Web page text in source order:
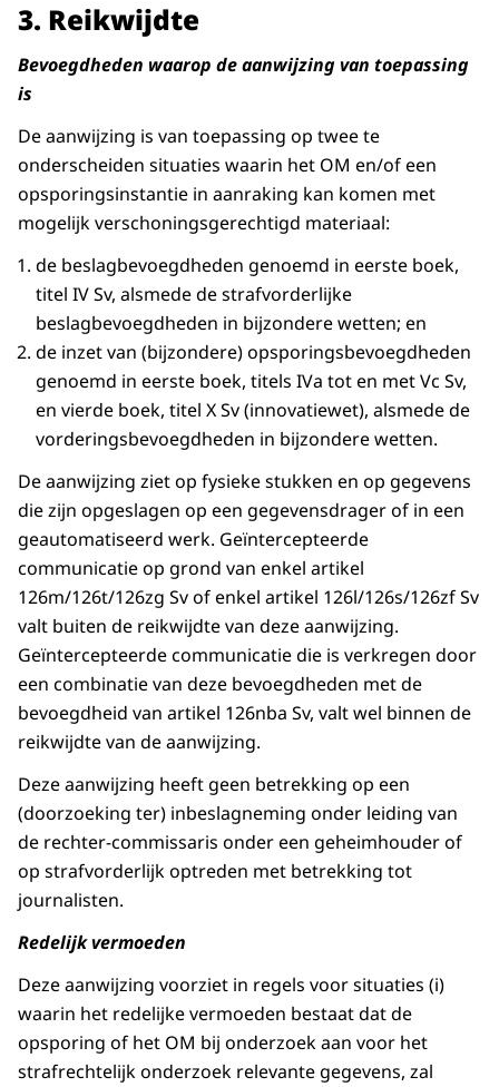
3. Reikwijdte
Bevoegdheden waarop de aanwijzing van toepassing
is
De aanwijzing is van toepassing op twee te
onderscheiden situaties waarin het OM en/of een
opsporingsinstantie in aanraking kan komen met
mogelijk verschoningsgerechtigd materiaal:
de beslagbevoegdheden genoemd in eerste boek,
titel IV Sv, alsmede de strafvorderlijke
beslagbevoegdheden in bijzondere wetten; en
de inzet van (bijzondere) opsporingsbevoegdheden
genoemd in eerste boek, titels IVa tot en met Vc Sv,
en vierde boek, titel X Sv (innovatiewet), alsmede de
vorderingsbevoegdheden in bijzondere wetten.
De aanwijzing ziet op fysieke stukken en op gegevens
die zijn opgeslagen op een gegevensdrager of in een
geautomatiseerd werk. Geïntercepteerde
communicatie op grond van enkel artikel
126m/126t/126zg Sv of enkel artikel 126l/126s/126zf Sv
valt buiten de reikwijdte van deze aanwijzing.
Geïntercepteerde communicatie die is verkregen door
een combinatie van deze bevoegdheden met de
bevoegdheid van artikel 126nba Sv, valt wel binnen de
reikwijdte van de aanwijzing.
Deze aanwijzing heeft geen betrekking op een
(doorzoeking ter) inbeslagneming onder leiding van
de rechter-commissaris onder een geheimhouder of
op strafvorderlijk optreden met betrekking tot
journalisten.
Redelijk vermoeden
Deze aanwijzing voorziet in regels voor situaties (i)
waarin het redelijke vermoeden bestaat dat de
opsporing of het OM bij onderzoek aan voor het
strafrechtelijk onderzoek relevante gegevens, zal